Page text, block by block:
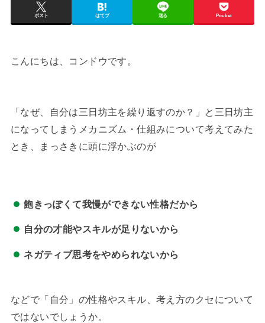
ポスト はてブ 送る Pocket
こんにちは、コンドウです。
「なぜ、自分は三日坊主を繰り返すのか？」と三日坊主
になってしまうメカニズム・仕組みについて考えてみた
とき、まっさきに頭に浮かぶのが
飽きっぽくて我慢ができない性格だから
自分の才能やスキルが足りないから
ネガティブ思考をやめられないから
などで「自分」の性格やスキル、考え方のクセについて
ではないでしょうか。